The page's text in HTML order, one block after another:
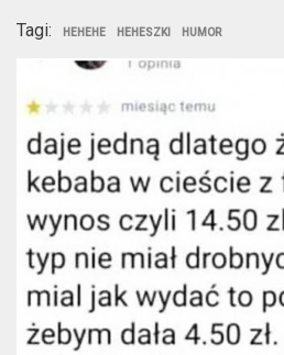
Tagi: HEHEHE HEHESZKI HUMOR